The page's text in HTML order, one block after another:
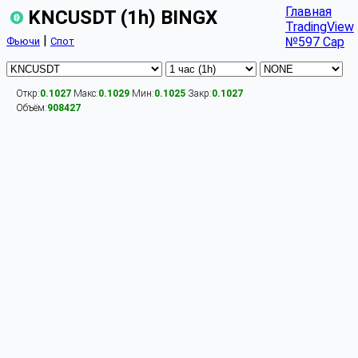
KNCUSDT (1h) BINGX
Фьючи | Спот
Главная
TradingView
№597 Cap
Откр:0.1027 Макс:0.1029 Мин:0.1025 Закр:0.1027
Объём:908427